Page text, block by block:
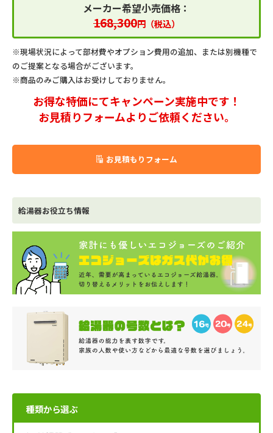
メーカー希望小売価格：
168,300円（税込）
※現場状況によって部材費やオプション費用の追加、または別機種で
のご提案となる場合がございます。
※商品のみご購入はお受けしておりません。
お得な特価にてキャンペーン実施中です！
お見積りフォームよりご依頼ください。
お見積もりフォーム
給湯器お役立ち情報
種類から選ぶ